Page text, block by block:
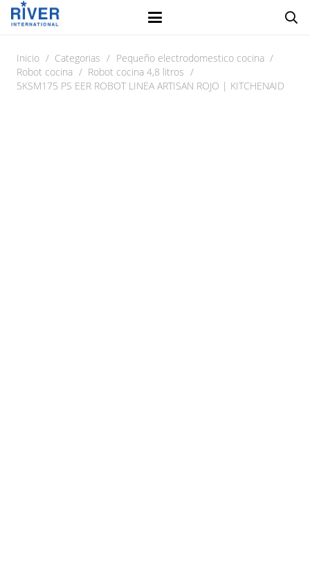
Inicio / Categorias / Pequeño electrodomestico cocina /
Robot cocina / Robot cocina 4,8 litros /
5KSM175 PS EER ROBOT LINEA ARTISAN ROJO | KITCHENAID